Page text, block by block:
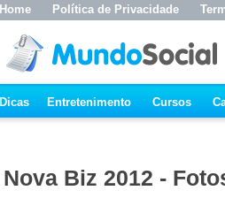
Home Política de Privacidade
Dicas Entretenimento Cursos
Nova Biz 2012 -